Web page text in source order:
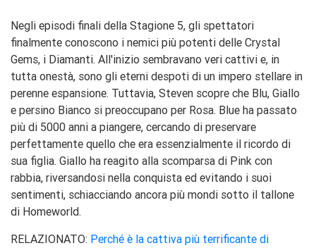
Negli episodi finali della Stagione 5, gli spettatori
finalmente conoscono i nemici più potenti delle Crystal
Gems, i Diamanti. All'inizio sembravano veri cattivi e, in
tutta onestà, sono gli eterni despoti di un impero stellare in
perenne espansione. Tuttavia, Steven scopre che Blu, Giallo
e persino Bianco si preoccupano per Rosa. Blue ha passato
più di 5000 anni a piangere, cercando di preservare
perfettamente quello che era essenzialmente il ricordo di
sua figlia. Giallo ha reagito alla scomparsa di Pink con
rabbia, riversandosi nella conquista ed evitando i suoi
sentimenti, schiacciando ancora più mondi sotto il tallone
di Homeworld.
RELAZIONATO: Perché è la cattiva più terrificante di